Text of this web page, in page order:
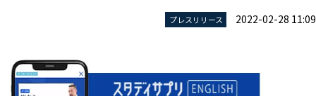
プレスリリース 2022-02-28 11:09